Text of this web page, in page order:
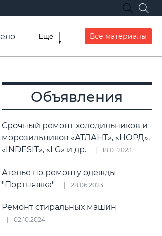
Еще Все материалы
Объявления
Срочный ремонт холодильников и
морозильников «АТЛАНТ», «НОРД»,
«INDESIT», «LG» и др.
18.01.2023
Ателье по ремонту одежды
"Портняжка"
28.06.2023
Ремонт стиральных машин
02.10.2024